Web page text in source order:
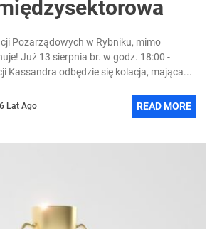
Pozarządowych w Rybniku, mimo
Już 13 sierpnia br. w godz. 18:00 -
Kassandra odbędzie się kolacja, mająca...
6 Lat Ago READ MORE